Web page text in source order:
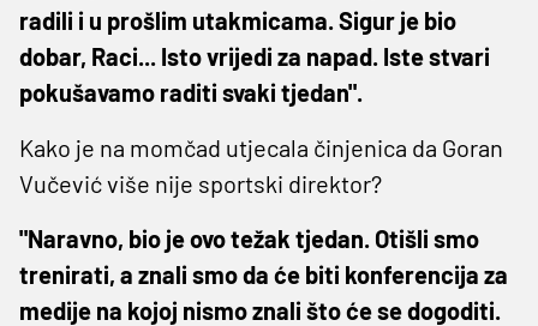
radili i u prošlim utakmicama. Sigur je bio
dobar, Raci... Isto vrijedi za napad. Iste stvari
pokušavamo raditi svaki tjedan".
Kako je na momčad utjecala činjenica da Goran
Vučević više nije sportski direktor?
"Naravno, bio je ovo težak tjedan. Otišli smo
trenirati, a znali smo da će biti konferencija za
medije na kojoj nismo znali što će se dogoditi.